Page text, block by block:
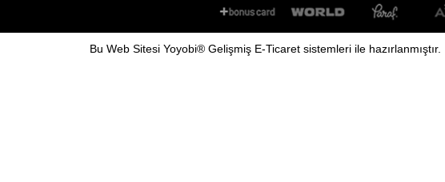
BuWeb Sitesi Yoyobi® Gelişmiş E-Ticaret sistemleri ile hazırlanmıştır.